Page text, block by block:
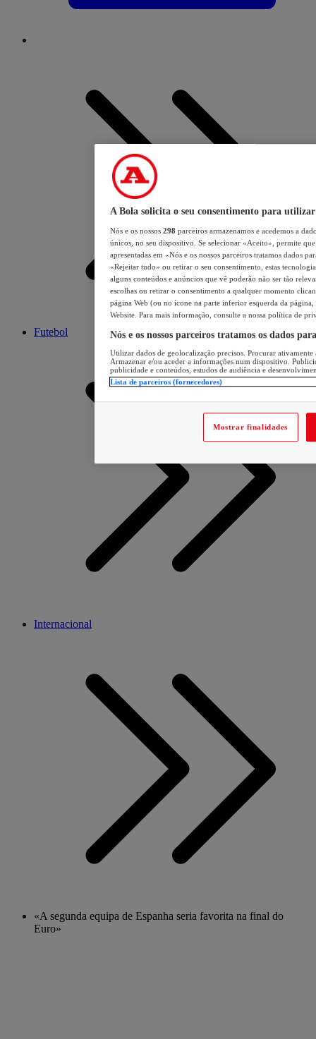
Futebol
Internacional
«A segunda equipa de Espanha seria favorita na final do
Euro»
A Bola solicita o seu consentimento para utilizar
Nós e os nossos 298 parceiros armazenamos e acedemos a
únicos, no seu dispositivo. Se selecionar «Aceito», permite
apresentadas em «Nós e os nossos parceiros tratamos dados
«Rejeitar tudo» ou retirar o seu consentimento, estas
alguns conteúdos e anúncios que vê poderão não ser tão
escolhas ou retirar o consentimento a qualquer momento
página Web (ou no ícone na parte inferior esquerda da página,
Website. Para mais informação, consulte a nossa política de
Nós e os nossos parceiros tratamos os dados
Utilizar dados de geolocalização precisos. Procurar
Armazenar e/ou aceder a informações num dispositivo.
publicidade e conteúdos, estudos de audiência e
Lista de parceiros (fornecedores)
Mostrar finalidades